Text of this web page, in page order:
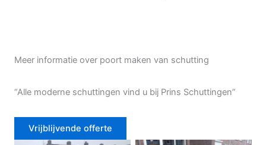
Meer informatie over poort maken van schutting
“Alle moderne schuttingen vind u bij Prins Schuttingen”
Vrijblijvende offerte